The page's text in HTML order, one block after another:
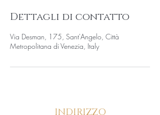
Dettagli di contatto
Via Desman, 175, Sant'Angelo, Città
Metropolitana di Venezia, Italy
INDIRIZZO